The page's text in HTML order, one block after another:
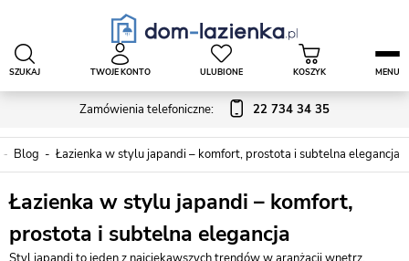
Zamówienia telefoniczne: 22 734 34 35
SZUKAJ TWOJE KONTO ULUBIONE KOSZYK MENU
Blog Łazienka w stylu japandi – komfort, prostota i subtelna elegancja
Łazienka w stylu japandi – komfort,
prostota i subtelna elegancja